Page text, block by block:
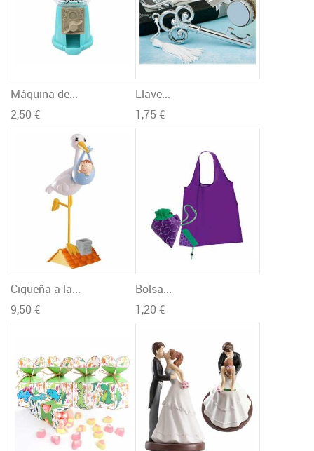
Máquina de...
2,50 €
Llave...
1,75 €
Cigüeña a la...
9,50 €
Bolsa...
1,20 €